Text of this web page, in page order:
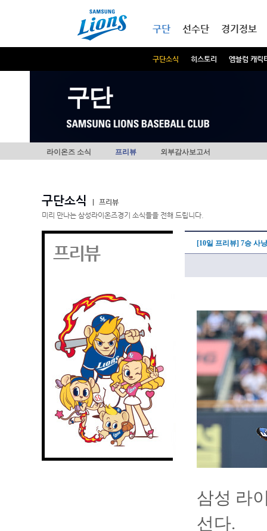
구단
구단소식 히스토리 엠블럼 캐릭
선수단 경기정보
구단
라이온즈 소식 프리뷰 외부감사보고서
구단소식
프리뷰
미리 만나는 삼성라이온즈경기 소식들을 전해 드립니다.
프리뷰 [10일 프리뷰] 7승 사
삼성 라
선다.